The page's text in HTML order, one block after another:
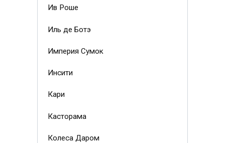
Ив Роше
Иль де Ботэ
Империя Сумок
Инсити
Кари
Касторама
Колеса Даром